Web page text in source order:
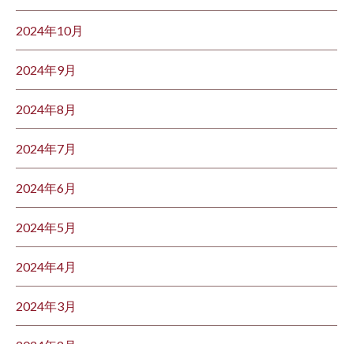
2024年10月
2024年9月
2024年8月
2024年7月
2024年6月
2024年5月
2024年4月
2024年3月